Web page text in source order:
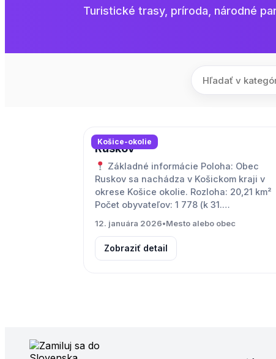
Turistické trasy, príroda, národné
Košice-okolie
Ruskov
Základné informácie Poloha: Obec
Ruskov sa nachádza v Košickom kraji v
okrese Košice okolie. Rozloha: 20,21 km²
Počet obyvateľov: 1 778 (k 31.…
12. januára 2026•Mesto alebo obec
Zobraziť detail